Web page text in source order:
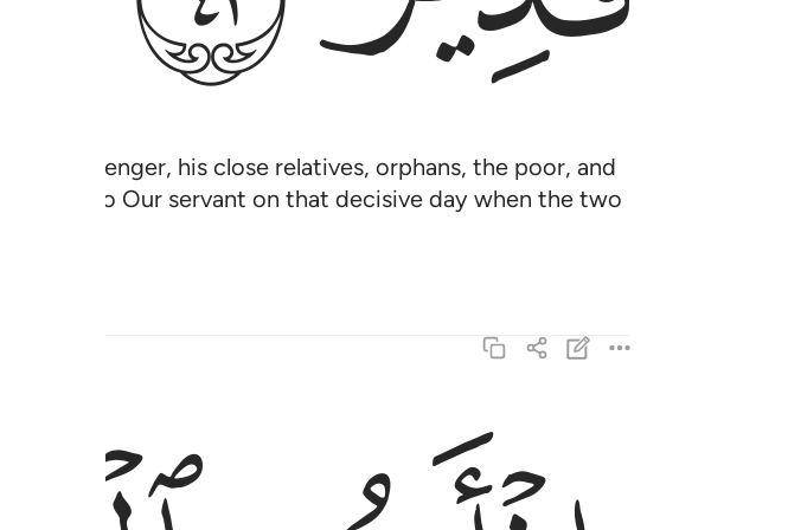
Messenger, his close relatives, orphans, the poor, and
to Our servant on that decisive day when the two
اذ انتم بالعدوة الدنيا وهم بالعدوة القصوى والركب اسفل منكم ولو تواعدتم
إِذْ أَنتُم بِٱلْعُدْوَةِ ٱلدُّنْيَا وَهُم بِٱلْعُدْوَةِ ٱلْقُصْوَىٰ وَٱلرَّكْبُ أَسْفَلَ مِنكُمْ ۚ وَلَوْ